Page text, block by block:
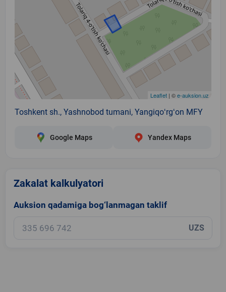
Leaflet | ©e-auksion.uz
Toshkent sh., Yashnobod tumani, Yangiqoʻrgʻon MFY
Google Maps Yandex Maps
Zakalat kalkulyatori
Auksion qadamiga bog‘lanmagan taklif
UZS